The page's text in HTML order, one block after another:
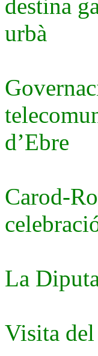
destina
urbà
d’Ebre
Carod-
La
Visita del